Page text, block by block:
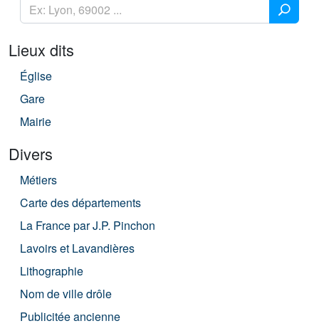
Lieux dits
Église
Gare
Mairie
Divers
Métiers
Carte des départements
La France par J.P. Pinchon
Lavoirs et Lavandières
Lithographie
Nom de ville drôle
Publicitée ancienne